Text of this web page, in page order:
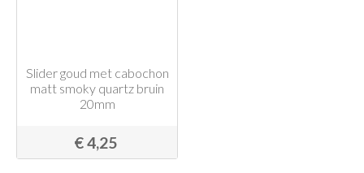
Slider goud met cabochon
matt smoky quartz bruin
20mm
€ 4,25